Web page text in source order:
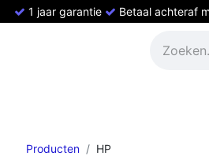
1 jaar garantie Betaal achteraf
Producten HP